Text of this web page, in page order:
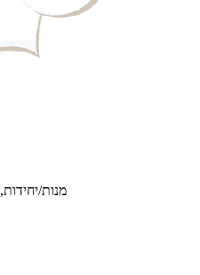
20 מנות/יחידות, 67 גרם למנה\יחידה